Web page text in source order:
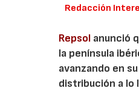
Redacción
Repsol anunció
la península
avanzando en
distribución a lo